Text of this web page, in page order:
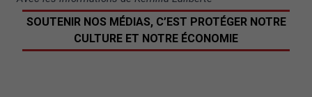
SOUTENIR NOS MÉDIAS, C’EST PROTÉGER NOTRE
CULTURE ET NOTRE ÉCONOMIE